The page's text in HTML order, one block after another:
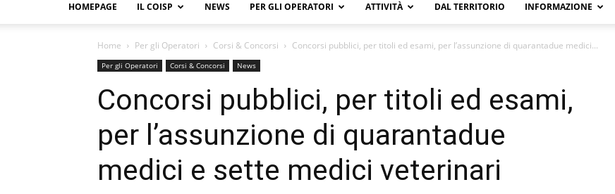
HOMEPAGE IL COISP NEWS PER GLI OPERATORI ATTIVITÀ DAL TERRITORIO INFORMAZIONE
Home Per gli Operatori Corsi & Concorsi Concorsi pubblici, per titoli ed esami, per l’assunzione di quarantadue medici...
Per gli Operatori Corsi & Concorsi News
Concorsi pubblici, per titoli ed esami,
per l’assunzione di quarantadue
medici e sette medici veterinari